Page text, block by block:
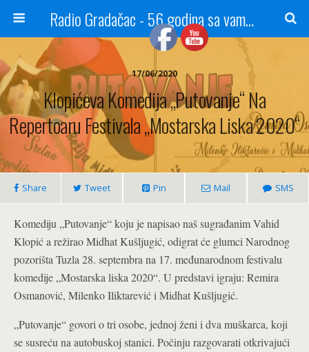
Radio Gradačac - 56 godina sa vama...
17/06/2020
Klopićeva Komedija „Putovanje“ Na
Repertoaru Festivala „Mostarska Liska 2020“
Share Tweet Pin Mail SMS
Komediju „Putovanje“ koju je napisao naš sugrađanim Vahid
Klopić a režirao Midhat Kušljugić, odigrat će glumci Narodnog
pozorišta Tuzla 28. septembra na 17. međunarodnom festivalu
komedije „Mostarska liska 2020“. U predstavi igraju: Remira
Osmanović, Milenko Iliktarević i Midhat Kušljugić.
„Putovanje“ govori o tri osobe, jednoj ženi i dva muškarca, koji
se susreću na autobuskoj stanici. Počinju razgovarati otkrivajući